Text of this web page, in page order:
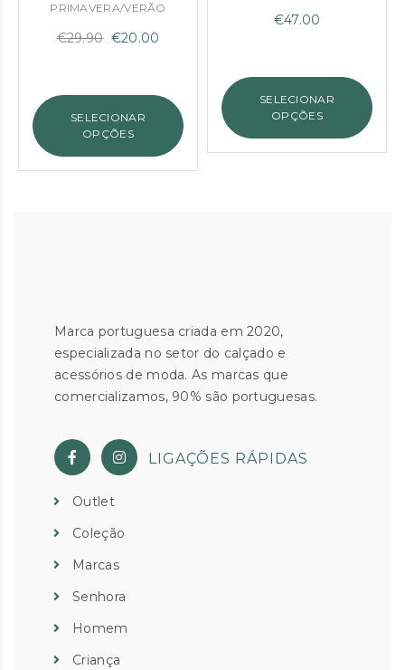
PRIMAVERA/VERÃO
€29.90 O
€29.90.
€20.00
é:
€20.00.
SELECIONAR
OPÇÕES
€47.00
SELECIONAR
OPÇÕES
Marca portuguesa criada em 2020,
especializada no setor do calçado e
acessórios de moda. As marcas que
comercializamos, 90% são portuguesas.
LIGAÇÕES RÁPIDAS
Outlet
Coleção
Marcas
Senhora
Homem
Criança